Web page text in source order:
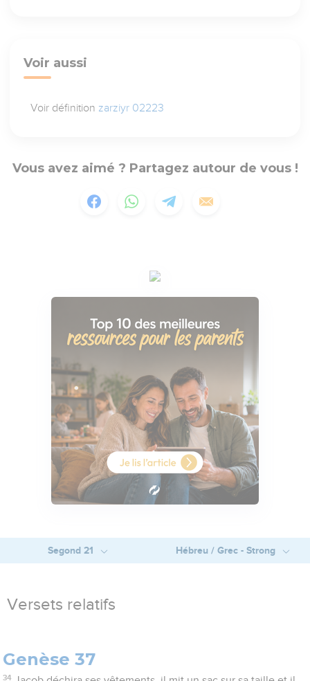
Voir aussi
Voir définition zarziyr 02223
Vous avez aimé ? Partagez autour de vous !
Segond 21 Hébreu / Grec - Strong
Versets relatifs
Genèse 37
34